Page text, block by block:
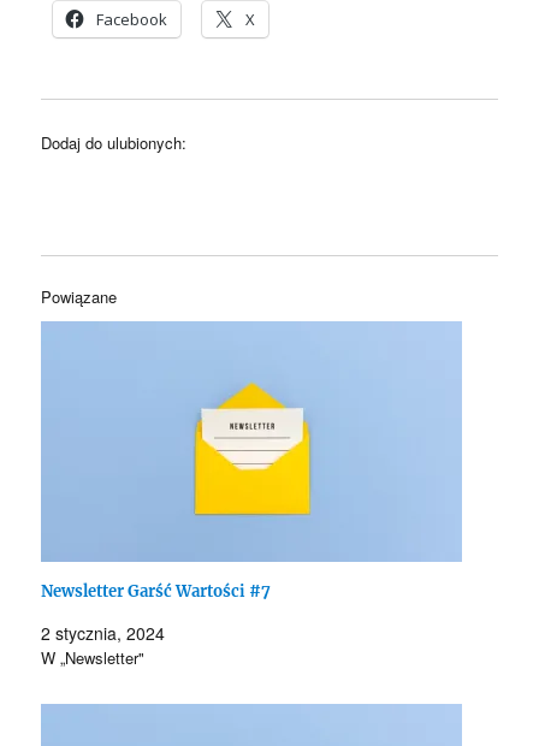
Facebook X
Dodaj do ulubionych:
Powiązane
Newsletter Garść Wartości #7
2 stycznia, 2024
W „Newsletter"